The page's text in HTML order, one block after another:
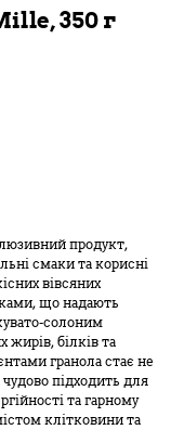
350 г
продукт,
смаки та корисні
вівсяних
що надають
солоним
білків та
гранола стає не
підходить для
та гарному
клітковини та